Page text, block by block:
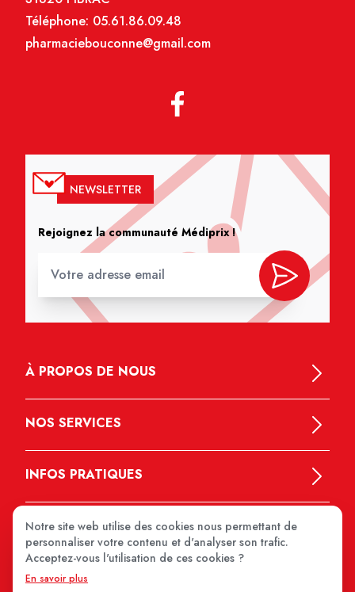
Téléphone: 05.61.86.09.48
pharmaciebouconne@gmail.com
NEWSLETTER
Rejoignez la communauté Médiprix !
À PROPOS DE NOUS
NOS SERVICES
INFOS PRATIQUES
Notre site web utilise des cookies nous permettant de
personnaliser votre contenu et d'analyser son trafic.
Acceptez-vous l'utilisation de ces cookies ?
En savoir plus